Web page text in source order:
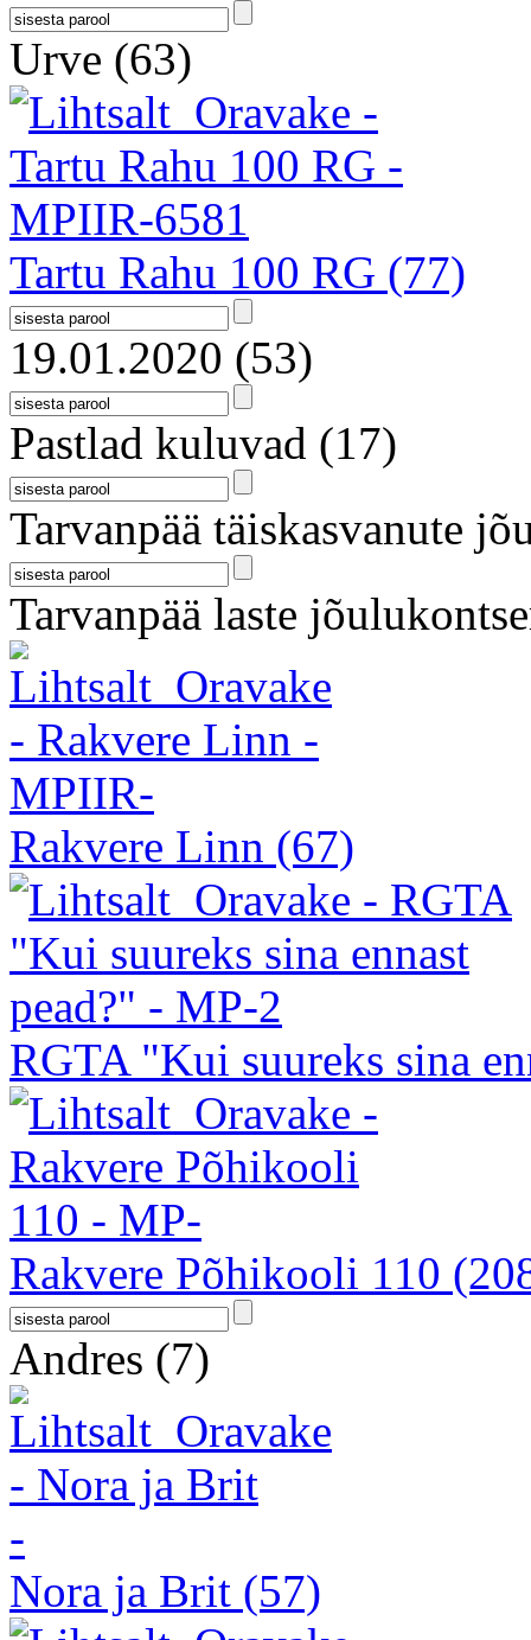
Urve (63)
Tartu Rahu 100 RG (77)
19.01.2020 (53)
Pastlad kuluvad (17)
Tarvanpää täiskasvanute
Tarvanpää laste
Rakvere Linn (67)
RGTA "Kui suureks sina
Rakvere Põhikooli 110
Andres (7)
Nora ja Brit (57)